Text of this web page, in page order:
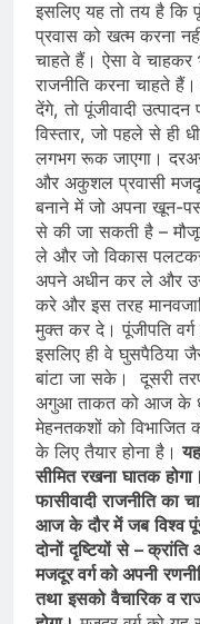
इसलिए यह तो तय है कि
प्रवास को खत्‍म करना
चाहते हैं। ऐसा वे
राजनीति करना चाहते
देंगे, तो पूंजीवादी उत्‍पादन
विस्‍तार, जो पहले से ही
लगभग रूक जाएगा।
और अकुशल प्रवासी
बनाने में जो अपना खून-
से की जा सकती है –
ले और जो विकास
अपने अधीन कर ले और
करे और इस तरह
मुक्‍त कर दे। पूंजीपति
इसलिए ही वे घुसपैठिया
बांटा जा सके। दूसरी
अगुआ ताकत को आज के धुर
मेहनतकशों को विभाजि‍त
के लिए तैयार होना है।
सीमित रखना घातक होगा।
फासीवादी राजनीति का
आज के दौरमें जब विश्‍व
दोनों दृष्टियों से –क्रांति
मजदूरवर्ग कोअपनी
तथा इसको वैचारिक व